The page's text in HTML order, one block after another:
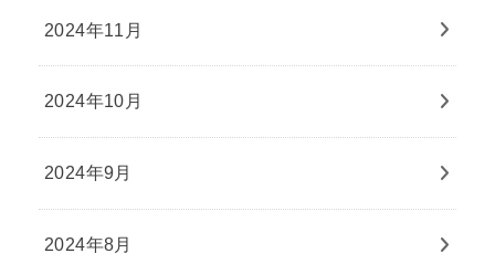
2024年11月
2024年10月
2024年9月
2024年8月